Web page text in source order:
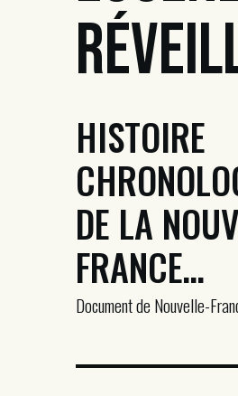
HISTOIRE
DE LA
FRANCE…
Document de Nouvelle-